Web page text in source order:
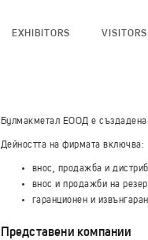
EXHIBITORS VISITORS
Булмакметал ЕООД е
Дейността на фирмата включва:
внос, продажба и
внос и продажби на
гаранционен и
Представени компании